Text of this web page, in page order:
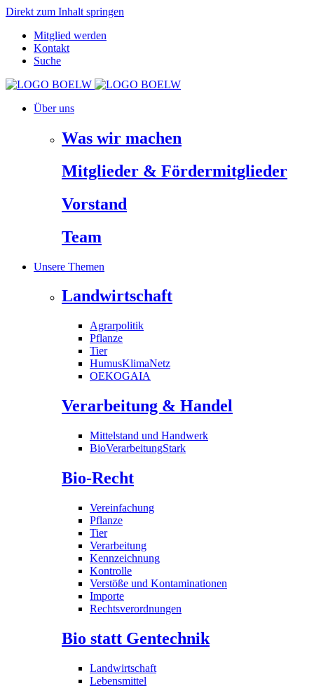
Direkt zum Inhalt springen
Mitglied werden
Kontakt
Suche
Über uns
Was wir machen
Mitglieder & Fördermitglieder
Vorstand
Team
Unsere Themen
Landwirtschaft
Agrarpolitik
Pflanze
Tier
HumusKlimaNetz
OEKOGAIA
Verarbeitung & Handel
Mittelstand und Handwerk
BioVerarbeitungStark
Bio-Recht
Vereinfachung
Pflanze
Tier
Verarbeitung
Kennzeichnung
Kontrolle
Verstöße und Kontaminationen
Importe
Rechtsverordnungen
Bio statt Gentechnik
Landwirtschaft
Lebensmittel